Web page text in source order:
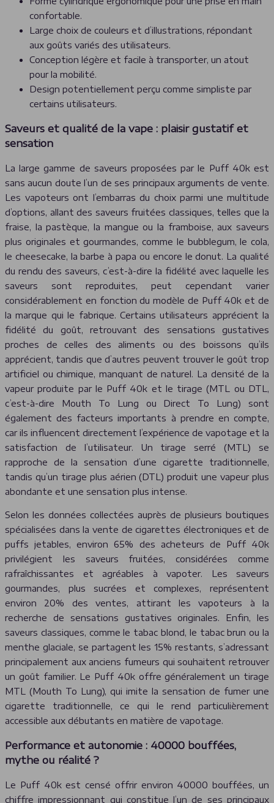
confortable.
Large choix de couleurs et d’illustrations, répondant
aux goûts variés des utilisateurs.
Conception légère et facile à transporter, un atout
pour la mobilité.
Design potentiellement perçu comme simpliste par
certains utilisateurs.
Saveurs et qualité de la vape : plaisir gustatif et
sensation
La large gamme de saveurs proposées par le Puff 40k est
sans aucun doute l’un de ses principaux arguments de vente.
Les vapoteurs ont l’embarras du choix parmi une multitude
d’options, allant des saveurs fruitées classiques, telles que la
fraise, la pastèque, la mangue ou la framboise, aux saveurs
plus originales et gourmandes, comme le bubblegum, le cola,
le cheesecake, la barbe à papa ou encore le donut. La qualité
du rendu des saveurs, c’est-à-dire la fidélité avec laquelle les
saveurs sont reproduites, peut cependant varier
considérablement en fonction du modèle de Puff 40k et de
la marque qui le fabrique. Certains utilisateurs apprécient la
fidélité du goût, retrouvant des sensations gustatives
proches de celles des aliments ou des boissons qu’ils
apprécient, tandis que d’autres peuvent trouver le goût trop
artificiel ou chimique, manquant de naturel. La densité de la
vapeur produite par le Puff 40k et le tirage (MTL ou DTL,
c’est-à-dire Mouth To Lung ou Direct To Lung) sont
également des facteurs importants à prendre en compte,
car ils influencent directement l’expérience de vapotage et la
satisfaction de l’utilisateur. Un tirage serré (MTL) se
rapproche de la sensation d’une cigarette traditionnelle,
tandis qu’un tirage plus aérien (DTL) produit une vapeur plus
abondante et une sensation plus intense.
Selon les données collectées auprès de plusieurs boutiques
spécialisées dans la vente de cigarettes électroniques et de
puffs jetables, environ 65% des acheteurs de Puff 40k
privilégient les saveurs fruitées, considérées comme
rafraîchissantes et agréables à vapoter. Les saveurs
gourmandes, plus sucrées et complexes, représentent
environ 20% des ventes, attirant les vapoteurs à la
recherche de sensations gustatives originales. Enfin, les
saveurs classiques, comme le tabac blond, le tabac brun ou la
menthe glaciale, se partagent les 15% restants, s’adressant
principalement aux anciens fumeurs qui souhaitent retrouver
un goût familier. Le Puff 40k offre généralement un tirage
MTL (Mouth To Lung), qui imite la sensation de fumer une
cigarette traditionnelle, ce qui le rend particulièrement
accessible aux débutants en matière de vapotage.
Performance et autonomie : 40000 bouffées,
mythe ou réalité ?
Le Puff 40k est censé offrir environ 40000 bouffées, un
chiffre impressionnant qui constitue l’un de ses principaux